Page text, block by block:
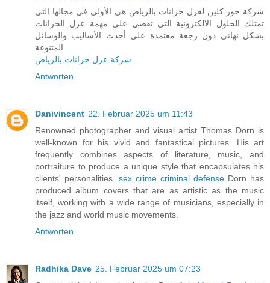
شركة حور كلين لعزل خزانات بالرياض هي الأولى في مجالها التي
تمتلك الحلول الالكترونية التي تقضي على مهمة عزل الخزانات
بشكل نهائي دون رجعة معتمدة على أحدث الأساليب والوسائل
شركة عزل خزانات بالرياض
Antworten
Danivincent 22. Februar 2025 um 11:43
Renowned photographer and visual artist Thomas Dorn is
well-known for his vivid and fantastical pictures. His art
frequently combines aspects of literature, music, and
portraiture to produce a unique style that encapsulates his
clients' personalities. sex crime criminal defense Dorn has
produced album covers that are as artistic as the music
itself, working with a wide range of musicians, especially in
the jazz and world music movements.
Antworten
Radhika Dave 25. Februar 2025 um 07:23